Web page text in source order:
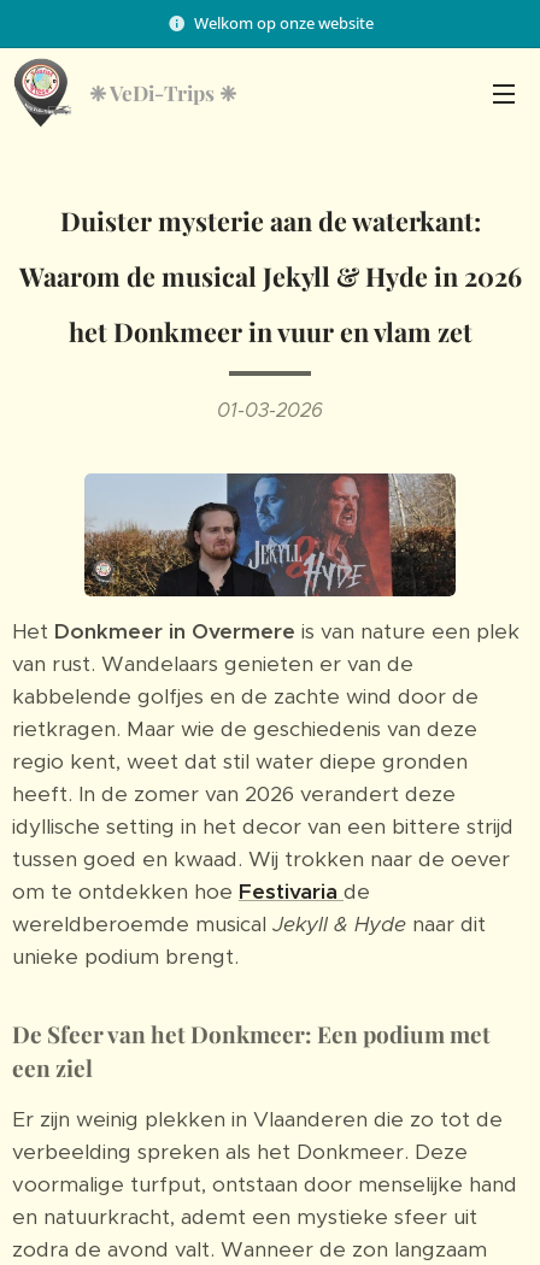
Welkom op onze website
❈VeDi-Trips ❈
Duister mysterie aan de waterkant:
Waarom de musical Jekyll & Hyde in 2026
het Donkmeer in vuur en vlam zet
01-03-2026
Het Donkmeer in Overmere is van nature een plek
van rust. Wandelaars genieten er van de
kabbelende golfjes en de zachte wind door de
rietkragen. Maar wie de geschiedenis van deze
regio kent, weet dat stil water diepe gronden
heeft. In de zomer van 2026 verandert deze
idyllische setting in het decor van een bittere strijd
tussen goed en kwaad. Wij trokken naar de oever
om te ontdekken hoe Festivaria de
wereldberoemde musical Jekyll & Hyde naar dit
unieke podium brengt.
De Sfeer van het Donkmeer: Een podium met
een ziel
Er zijn weinig plekken in Vlaanderen die zo tot de
verbeelding spreken als het Donkmeer. Deze
voormalige turfput, ontstaan door menselijke hand
en natuurkracht, ademt een mystieke sfeer uit
zodra de avond valt. Wanneer de zon langzaam